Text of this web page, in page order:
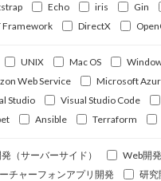
Echo iris Gin
Framework
DirectX
UNIX Mac OS
Web Service
Microsoft
Studio
Visual Studio Code
Ansible Terraform
（サーバーサイド） Web開
チャーフォンアプリ開発
研究